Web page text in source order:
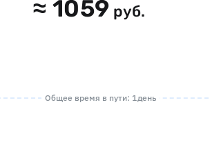
≈1059 руб.
Общее время в пути: 1 день